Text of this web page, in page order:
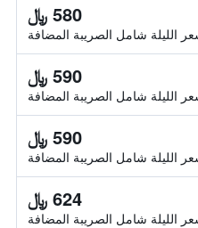
580 ﷼
الليلة شامل الصريبة المضافة
590 ﷼
الليلة شامل الصريبة المضافة
590 ﷼
الليلة شامل الصريبة المضافة
624 ﷼
الليلة شامل الصريبة المضافة